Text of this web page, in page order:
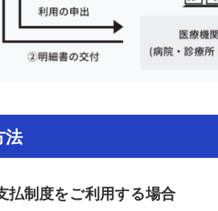
法
払制度をご利用する場合